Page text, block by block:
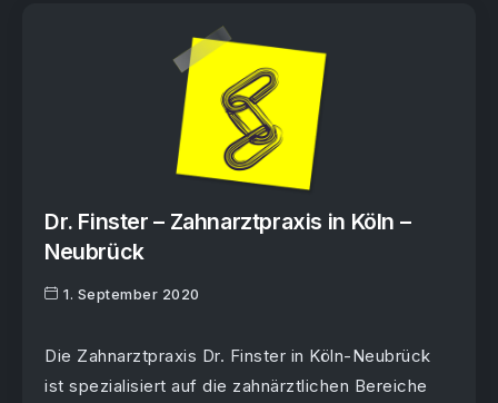
Dr. Finster – Zahnarztpraxis in Köln –
Neubrück
1. September 2020
Die Zahnarztpraxis Dr. Finster in Köln-Neubrück
ist spezialisiert auf die zahnärztlichen Bereiche